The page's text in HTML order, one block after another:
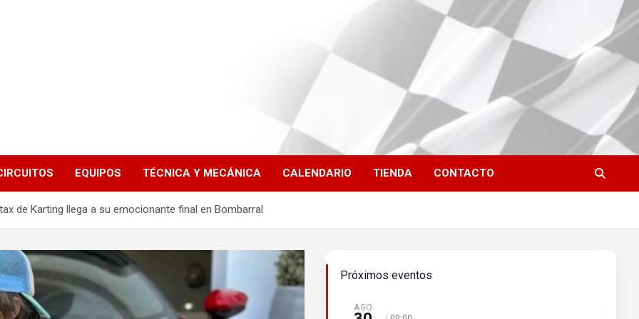
EQUIPOS TÉCNICA Y MECÁNICA CALENDARIO TIENDA CONTACTO
de Karting llega a su emocionante final en Bombarral
Próximos eventos
AGO